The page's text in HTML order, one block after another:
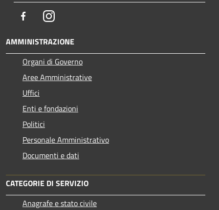
FacebookInstagram
AMMINISTRAZIONE
Organi di Governo
Aree Amministrative
Uffici
Enti e fondazioni
Politici
Personale Amministrativo
Documenti e dati
CATEGORIE DI SERVIZIO
Anagrafe e stato civile